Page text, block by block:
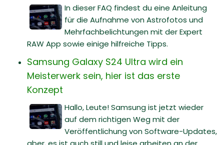
In dieser FAQ findest du eine Anleitung
für die Aufnahme von Astrofotos und
Mehrfachbelichtungen mit der Expert
RAW App sowie einige hilfreiche Tipps.
Samsung Galaxy S24 Ultra wird ein
Meisterwerk sein, hier ist das erste
Konzept
Hallo, Leute! Samsung ist jetzt wieder
auf dem richtigen Weg mit der
Veröffentlichung von Software-Updates,